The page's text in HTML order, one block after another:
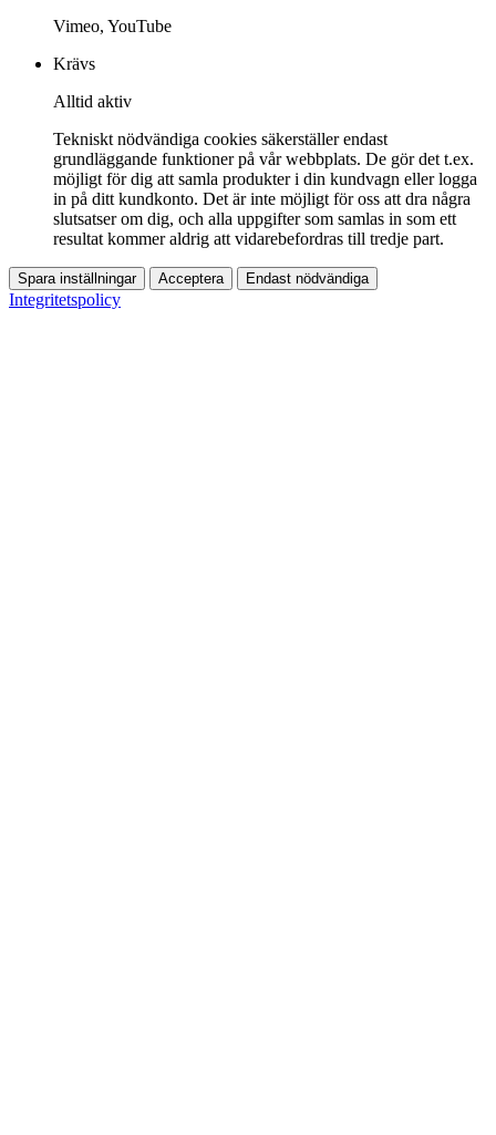
Vimeo, YouTube
Krävs
Alltid aktiv
Tekniskt nödvändiga cookies säkerställer endast
grundläggande funktioner på vår webbplats. De gör det t.ex.
möjligt för dig att samla produkter i din kundvagn eller logga
in på ditt kundkonto. Det är inte möjligt för oss att dra några
slutsatser om dig, och alla uppgifter som samlas in som ett
resultat kommer aldrig att vidarebefordras till tredje part.
Spara inställningar Acceptera Endast nödvändiga
Integritetspolicy